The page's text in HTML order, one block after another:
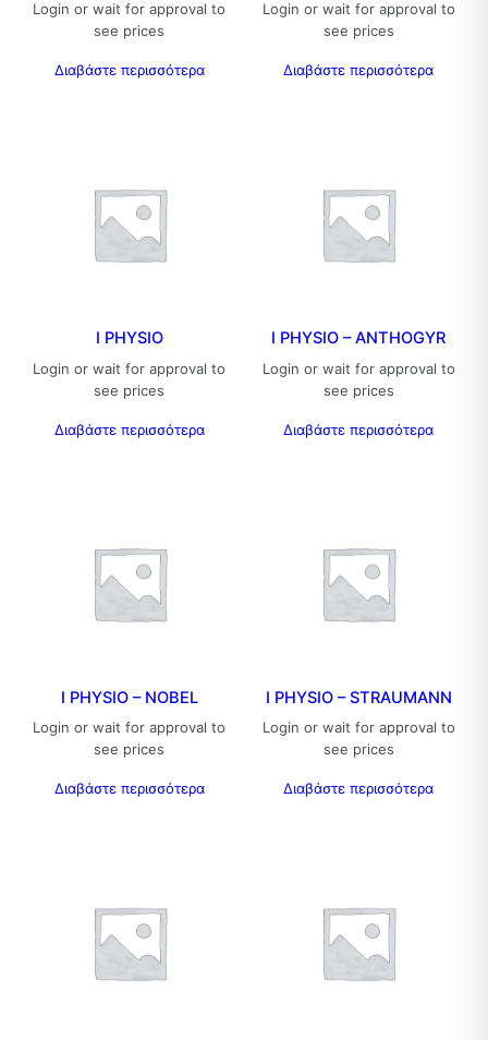
Login or wait for approval to
see prices
Διαβάστε περισσότερα
Login or wait for approval to
see prices
Διαβάστε περισσότερα
I PHYSIO
Login or wait for approval to
see prices
Διαβάστε περισσότερα
I PHYSIO – ANTHOGYR
Login or wait for approval to
see prices
Διαβάστε περισσότερα
I PHYSIO – NOBEL
Login or wait for approval to
see prices
Διαβάστε περισσότερα
I PHYSIO – STRAUMANN
Login or wait for approval to
see prices
Διαβάστε περισσότερα